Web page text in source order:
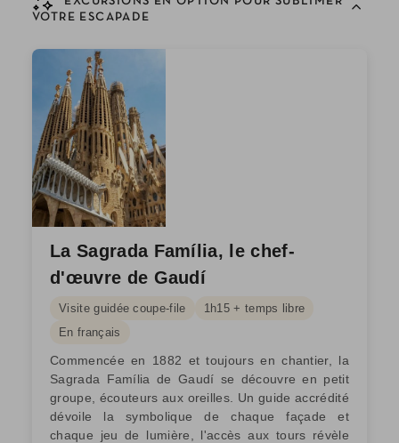
VOTRE ESCAPADE
La Sagrada Família, le chef-
d'œuvre de Gaudí
Visite guidée coupe-file
1h15 + temps libre
En français
Commencée en 1882 et toujours en chantier, la
Sagrada Família de Gaudí se découvre en petit
groupe, écouteurs aux oreilles. Un guide accrédité
dévoile la symbolique de chaque façade et
chaque jeu de lumière, l'accès aux tours révèle